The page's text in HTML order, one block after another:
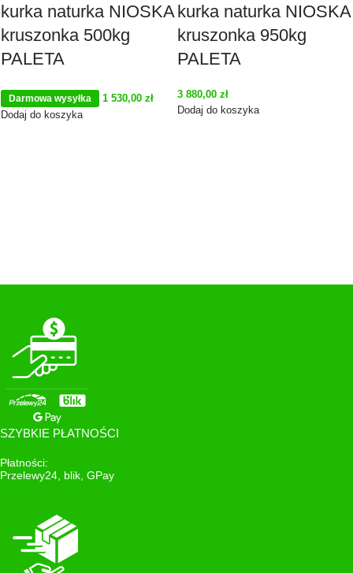
kurka naturka NIOSKA
kruszonka 500kg
PALETA
Darmowa wysyłka 1 530,00 zł
Dodaj do koszyka
kurka naturka NIOSKA
kruszonka 950kg
PALETA
3 880,00 zł
Dodaj do koszyka
SZYBKIE PŁATNOŚCI
Płatności:
Przelewy24, blik, GPay